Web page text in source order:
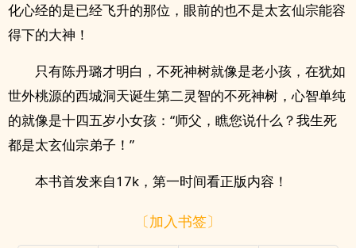
化心经的是已经飞升的那位，眼前的也不是太玄仙宗能容
得下的大神！
只有陈丹璐才明白，不死神树就像是老小孩，在犹如
世外桃源的西城洞天诞生第二灵智的不死神树，心智单纯
的就像是十四五岁小女孩：“师父，瞧您说什么？我生死
都是太玄仙宗弟子！”
本书首发来自17k，第一时间看正版内容！
〔加入书签〕